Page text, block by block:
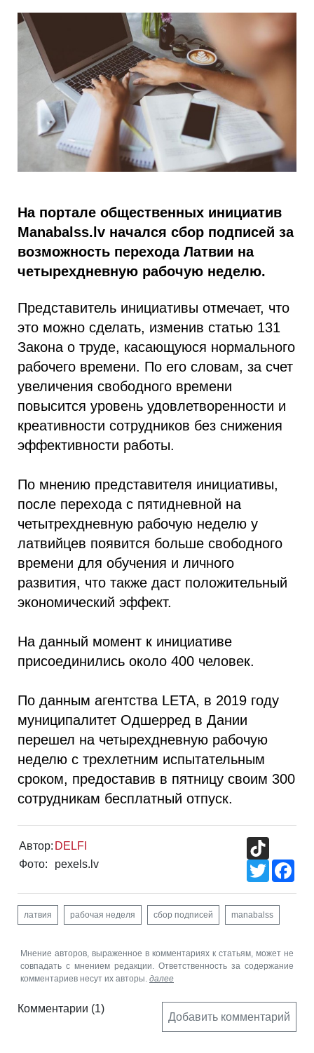
На портале общественных инициатив
Manabalss.lv начался сбор подписей за
возможность перехода Латвии на
четырехдневную рабочую неделю.
Представитель инициативы отмечает, что
это можно сделать, изменив статью 131
Закона о труде, касающуюся нормального
рабочего времени. По его словам, за счет
увеличения свободного времени
повысится уровень удовлетворенности и
креативности сотрудников без снижения
эффективности работы.
По мнению представителя инициативы,
после перехода с пятидневной на
четытрехдневную рабочую неделю у
латвийцев появится больше свободного
времени для обучения и личного
развития, что также даст положительный
экономический эффект.
На данный момент к инициативе
присоединились около 400 человек.
По данным агентства LETA, в 2019 году
муниципалитет Одшерред в Дании
перешел на четырехдневную рабочую
неделю с трехлетним испытательным
сроком, предоставив в пятницу своим 300
сотрудникам бесплатный отпуск.
Автор: DELFI
Фото:
pexels.lv
Twitter
латвия рабочая неделя сбор подписей manabalss
Мнение авторов, выраженное в комментариях к статьям, может не
совпадать с мнением редакции. Ответственность за содержание
комментариев несут их авторы. далее
Комментарии (1)
Добавить комментарий